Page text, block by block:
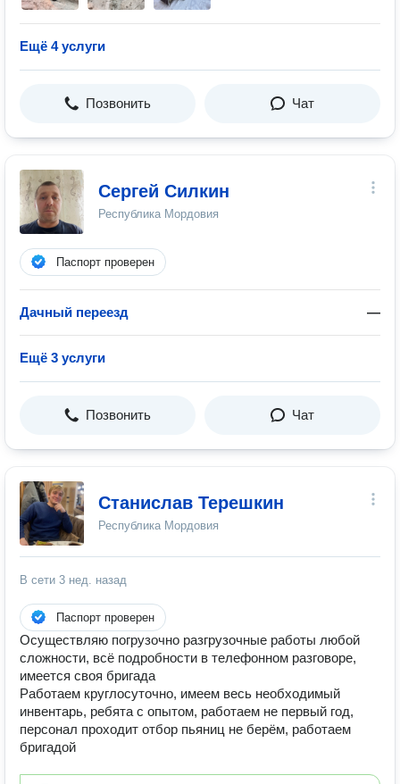
Ещё 4 услуги
Позвонить Чат
Сергей Силкин
Республика Мордовия
Паспорт проверен
Дачный переезд —
Ещё 3 услуги
Позвонить Чат
Станислав Терешкин
Республика Мордовия
В сети 3 нед. назад
Паспорт проверен
Осуществляю погрузочно разгрузочные работы любой
сложности, всё подробности в телефонном разговоре,
имеется своя бригада
Работаем круглосуточно, имеем весь необходимый
инвентарь, ребята с опытом, работаем не первый год,
персонал проходит отбор пьяниц не берём, работаем
бригадой